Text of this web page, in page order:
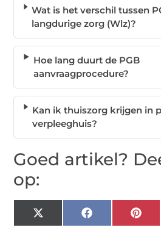
Wat is het verschil tussen
langdurige zorg (Wlz)?
Hoe lang duurt de PGB
aanvraagprocedure?
Kan ik thuiszorg krijgen in
verpleeghuis?
Goed artikel?
op:
X
(Twitter)
Facebook